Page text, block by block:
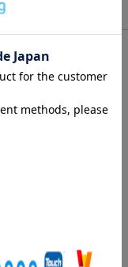
」を教えます！
り口で、現代文読解
スポーツでも勉強で
です。「現代文の読
で解いている」とい
！
読解法を徹底的にト
。正しい読み方
ません。自分でコツコ